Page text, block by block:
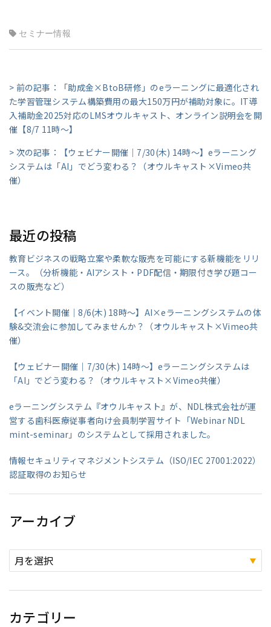
セミナー情報
> 前の記事：「助成金×BtoB研修」のeラーニングに最適化され
た学習管理システム構築費用の最大150万円が補助対象に。IT導
入補助金2025対応のLMSオウルキャスト、オンライン説明会を開
催【8/7 11時～】
> 次の記事：【ウェビナー開催｜7/30(木) 14時～】eラーニング
システムは「AI」でどう変わる？（オウルキャスト×Vimeo共
催）
最近の投稿
教育ビジネスの戦略立案や柔軟な販売を可能にする新機能をリリ
ース。（分析機能・AIアシスト・PDF配信・期限付き学び題コー
スの販売など）
【イベント開催｜8/6(木) 18時～】AI×eラーニングシステムの体
験&交流会に参加してみませんか？（オウルキャスト×Vimeo共
催）
【ウェビナー開催｜7/30(木) 14時～】eラーニングシステムは
「AI」でどう変わる？（オウルキャスト×Vimeo共催）
eラーニングシステム『オウルキャスト』が、NDL株式会社が運
営する歯科医療従事者向け会員制学習サイト「Webinar NDL
mint-seminar」のシステムとして採用されました。
情報セキュリティマネジメントシステム（ISO/IEC 27001:2022）
認証取得のお知らせ
アーカイブ
カテゴリー